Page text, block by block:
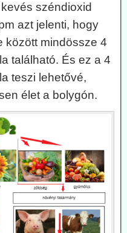
széndioxid
azt jelenti, hogy
között mindössze 4
található. És ez a 4
teszi lehetővé,
élet a bolygón.